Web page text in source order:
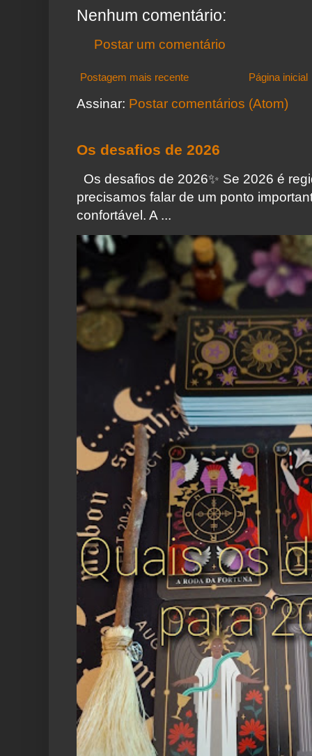
Nenhum comentário:
Postar um comentário
Postagem mais recente Página inicial
Assinar: Postar comentários (Atom)
Os desafios de 2026
Os desafios de 2026✨️ Se 2026 é
precisamos falar de um ponto
confortável. A ...